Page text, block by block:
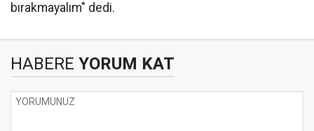
bırakmayalım" dedi.
HABERE YORUM KAT